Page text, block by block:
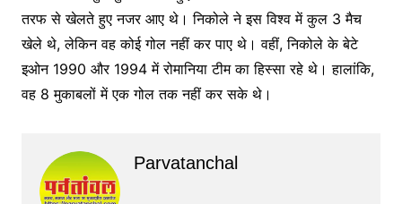
तरफ से खेलते हुए नजर आए थे। निकोले ने इस विश्व में कुल 3 मैच
खेले थे, लेकिन वह कोई गोल नहीं कर पाए थे। वहीं, निकोले के बेटे
इओन 1990 और 1994 में रोमानिया टीम का हिस्सा रहे थे। हालांकि,
वह 8 मुकाबलों में एक गोल तक नहीं कर सके थे।
Parvatanchal